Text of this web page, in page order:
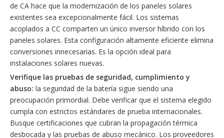
de CA hace que la modernización de los paneles solares
existentes sea excepcionalmente fácil. Los sistemas
acoplados a CC comparten un único inversor híbrido con los
paneles solares. Esta configuración altamente eficiente elimina
conversiones innecesarias. Es la opción ideal para
instalaciones solares nuevas.
Verifique las pruebas de seguridad, cumplimiento y
abuso: la seguridad de la batería sigue siendo una
preocupación primordial. Debe verificar que el sistema elegido
cumpla con estrictos estándares de prueba internacionales.
Busque certificaciones que cubran la propagación térmica
desbocada y las pruebas de abuso mecánico. Los proveedores